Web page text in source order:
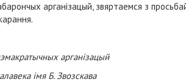
арганізацый, звяртаемся з
арганізацый
імя Б. Звозскава